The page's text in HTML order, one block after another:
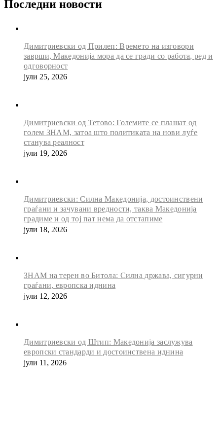
Последни новости
Димитриевски од Прилеп: Времето на изговори
заврши, Македонија мора да се гради со работа, ред и
одговорност
јули 25, 2026
Димитриевски од Тетово: Големите се плашат од
голем ЗНАМ, затоа што политиката на нови луѓе
станува реалност
јули 19, 2026
Димитриевски: Силна Македонија, достоинствени
граѓани и зачувани вредности, таква Македонија
градиме и од тој пат нема да отстапиме
јули 18, 2026
ЗНАМ на терен во Битола: Силна држава, сигурни
граѓани, европска иднина
јули 12, 2026
Димитриевски од Штип: Македонија заслужува
европски стандарди и достоинствена иднина
јули 11, 2026